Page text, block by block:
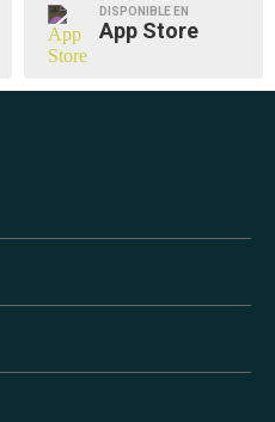
DISPONIBLE EN
App Store